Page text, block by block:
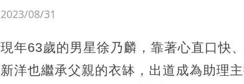
2023/08/31
現年63歲的男星徐乃麟，靠著心直口快
新洋也繼承父親的衣缽，出道成為助理